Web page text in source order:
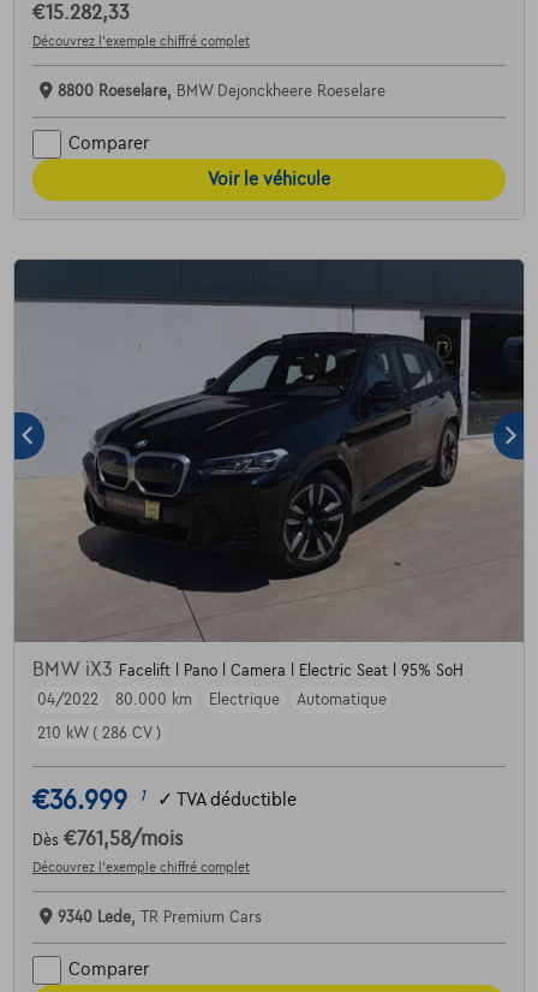
€15.282,33
Découvrez l’exemple chiffré complet
8800 Roeselare, BMW Dejonckheere Roeselare
Comparer
Voir le véhicule
BMW iX3 Facelift l Pano l Camera l Electric Seat l 95% SoH
04/2022
80.000 km Electrique
Automatique
210 kW ( 286 CV )
€36.999 1 ✓ TVA déductible
Dès €761,58/mois
Découvrez l’exemple chiffré complet
9340 Lede, TR Premium Cars
Comparer